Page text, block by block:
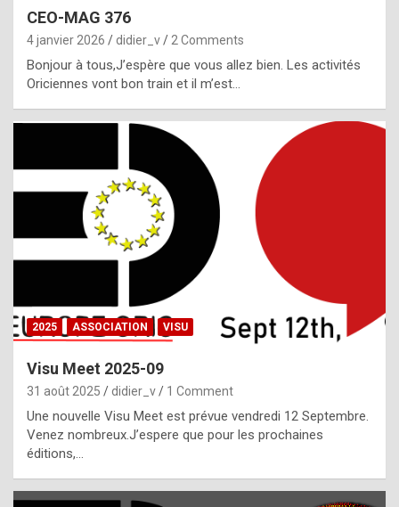
p
e
c
i
l
,
g
h
t
f
CEO-MAG 376
4 janvier 2026 didier_v 2 Comments
Bonjour à tous,J’espère que vous allez bien. Les activités
Oriciennes vont bon train et il m’est…
2025 ASSOCIATION VISU
Visu Meet 2025-09
31 août 2025 didier_v 1 Comment
Une nouvelle Visu Meet est prévue vendredi 12 Septembre.
Venez nombreux.J’espere que pour les prochaines
éditions,…